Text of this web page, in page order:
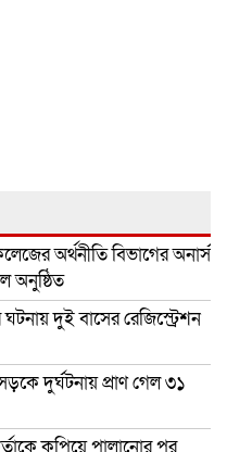
অর্থনীতি বিভাগের অনার্স
অনুষ্ঠিত
দুই বাসের রেজিস্ট্রেশন
দুর্ঘটনায় প্রাণ গেল ৩১